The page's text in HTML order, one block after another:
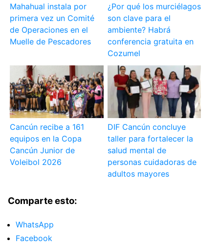
Mahahual instala por
primera vez un Comité
de Operaciones en el
Muelle de Pescadores
¿Por qué los murciélagos
son clave para el
ambiente? Habrá
conferencia gratuita en
Cozumel
Cancún recibe a 161
equipos en la Copa
Cancún Junior de
Voleibol 2026
DIF Cancún concluye
taller para fortalecer la
salud mental de
personas cuidadoras de
adultos mayores
Comparte esto:
WhatsApp
Facebook